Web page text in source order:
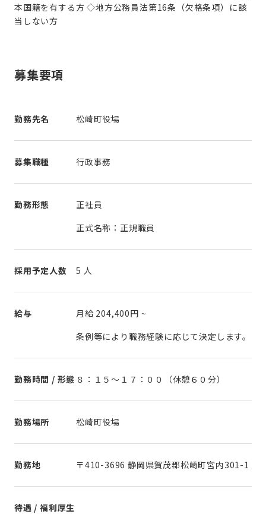
本国籍を有する方 ◇地方公務員法第16条（欠格条項）に該
当しない方
募集要項
勤務先名 松崎町役場
募集職種 行政事務
勤務形態
正社員
正式名称：正規職員
採用予定人数 5 人
給与 月給 204,400円 ~
条例等により職務経験に応じて決定します。
勤務時間 / 形態 ８：１５～１７：００（休憩６０分）
勤務場所 松崎町役場
勤務地 〒410-3696 静岡県賀茂郡松崎町宮内301-1
待遇 / 福利厚生